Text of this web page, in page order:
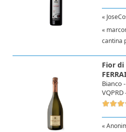
«
«
cantina
Fior di
Bianco
VQPRD
«